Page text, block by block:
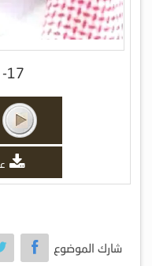
17- سورة الإسراء
شارك الموضوع